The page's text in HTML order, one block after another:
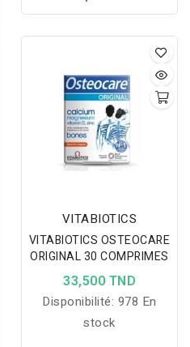
optimiser la fertilité et
soutenir la santé
reproductive avec des
nutriments essentiels
pour la préconception.
VITABIOTICS
VITABIOTICS OSTEOCARE
ORIGINAL 30 COMPRIMES
33,500 TND
Disponibilité: 978 En
stock